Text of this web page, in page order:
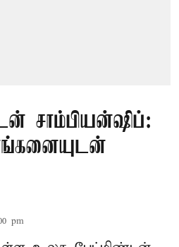
சாம்பியன்ஷிப்:
pm